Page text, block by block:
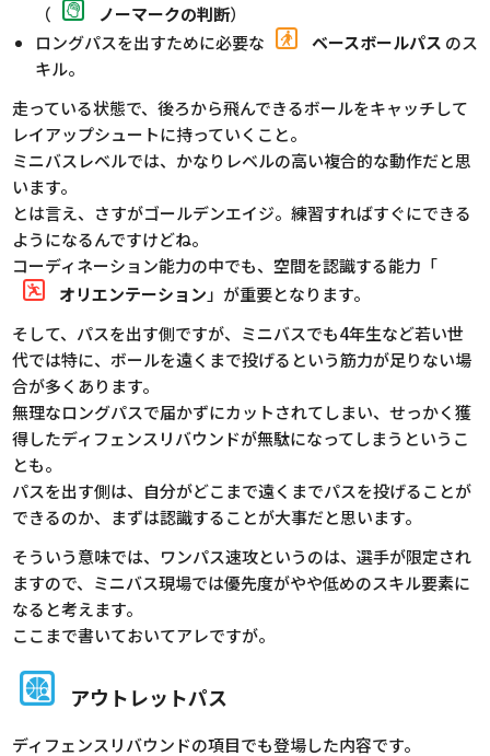
（
ノーマークの判断）
ロングパスを出すために必要な
ベースボールパス のス
キル。
走っている状態で、後ろから飛んできるボールをキャッチして
レイアップシュートに持っていくこと。
ミニバスレベルでは、かなりレベルの高い複合的な動作だと思
います。
とは言え、さすがゴールデンエイジ。練習すればすぐにできる
ようになるんですけどね。
コーディネーション能力の中でも、空間を認識する能力「
オリエンテーション 」が重要となります。
そして、パスを出す側ですが、ミニバスでも4年生など若い世
代では特に、ボールを遠くまで投げるという筋力が足りない場
合が多くあります。
無理なロングパスで届かずにカットされてしまい、せっかく獲
得したディフェンスリバウンドが無駄になってしまうというこ
とも。
パスを出す側は、自分がどこまで遠くまでパスを投げることが
できるのか、まずは認識することが大事だと思います。
そういう意味では、ワンパス速攻というのは、選手が限定され
ますので、ミニバス現場では優先度がやや低めのスキル要素に
なると考えます。
ここまで書いておいてアレですが。
アウトレットパス
ディフェンスリバウンドの項目でも登場した内容です。